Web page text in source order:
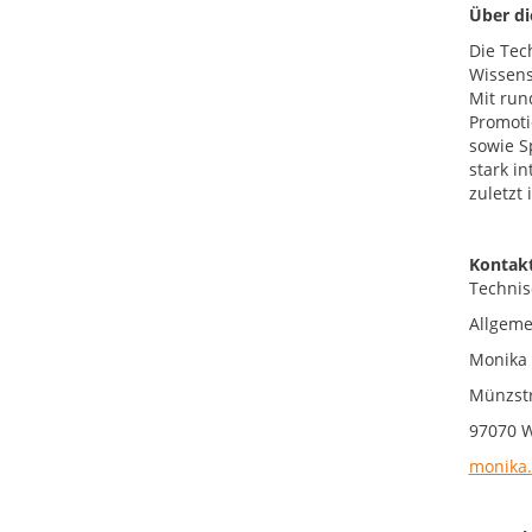
Über
Die
Mit
sowie
stark
zuletzt
Monika
97070